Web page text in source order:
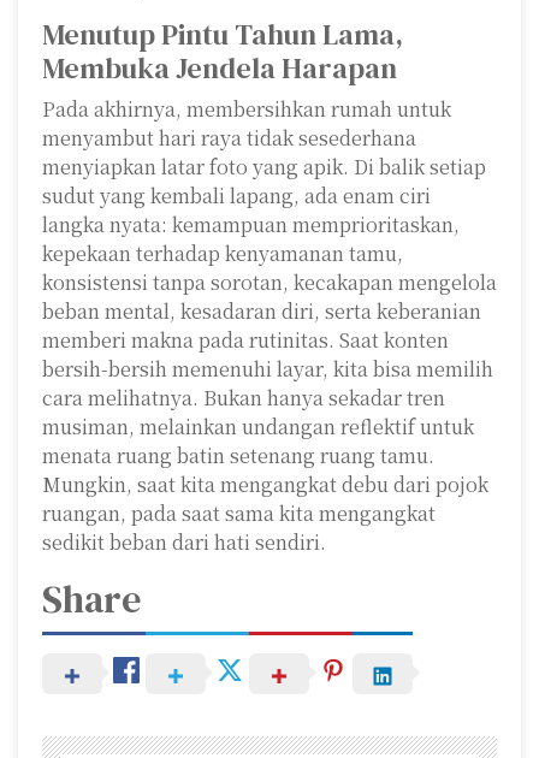
Menutup Pintu Tahun Lama,
Membuka Jendela Harapan
Pada akhirnya, membersihkan rumah untuk
menyambut hari raya tidak sesederhana
menyiapkan latar foto yang apik. Di balik setiap
sudut yang kembali lapang, ada enam ciri
langka nyata: kemampuan memprioritaskan,
kepekaan terhadap kenyamanan tamu,
konsistensi tanpa sorotan, kecakapan mengelola
beban mental, kesadaran diri, serta keberanian
memberi makna pada rutinitas. Saat konten
bersih-bersih memenuhi layar, kita bisa memilih
cara melihatnya. Bukan hanya sekadar tren
musiman, melainkan undangan reflektif untuk
menata ruang batin setenang ruang tamu.
Mungkin, saat kita mengangkat debu dari pojok
ruangan, pada saat sama kita mengangkat
sedikit beban dari hati sendiri.
Share